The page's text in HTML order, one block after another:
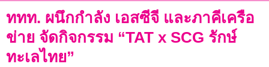
ททท. ผนึกกำลัง เอสซีจี และภาคีเครือ
ข่าย จัดกิจกรรม “TAT x SCG รักษ์
ทะเลไทย”